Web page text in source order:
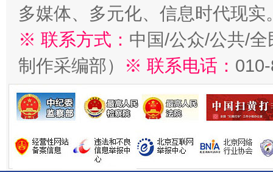
多媒体、多元化、信息时代现实
※ 联系方式： 中国/公众/公共/
制作采编部）
※ 联系电话：